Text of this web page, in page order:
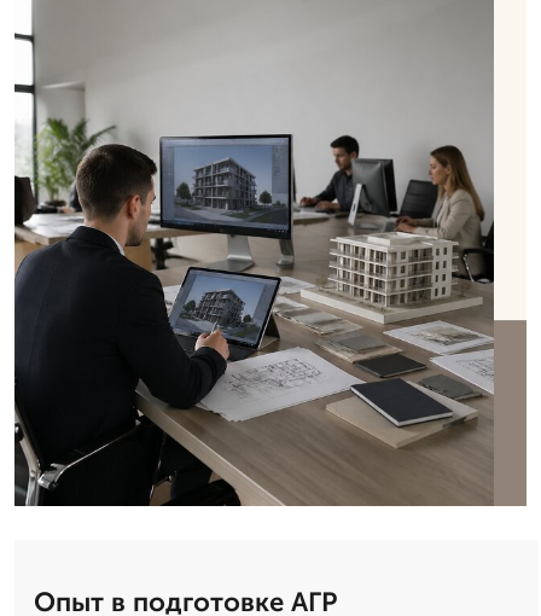
Опыт в подготовке АГР